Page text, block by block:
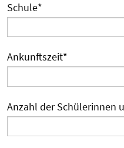
Schule*
Ankunftszeit*
Anzahl der Schülerinnen